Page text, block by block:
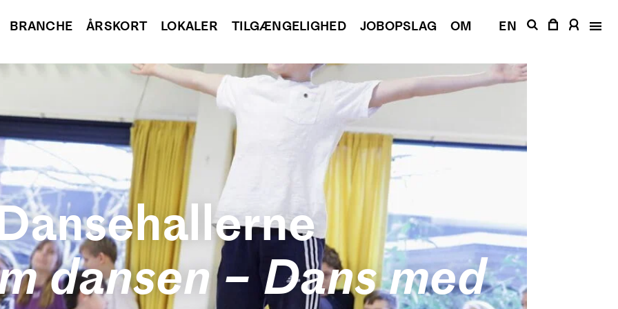
BRANCHE ÅRSKORT LOKALER TILGÆNGELIGHED JOBOPSLAG OM EN
dansen – Dans med